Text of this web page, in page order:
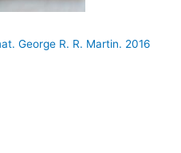
George R. R. Martin. 2016